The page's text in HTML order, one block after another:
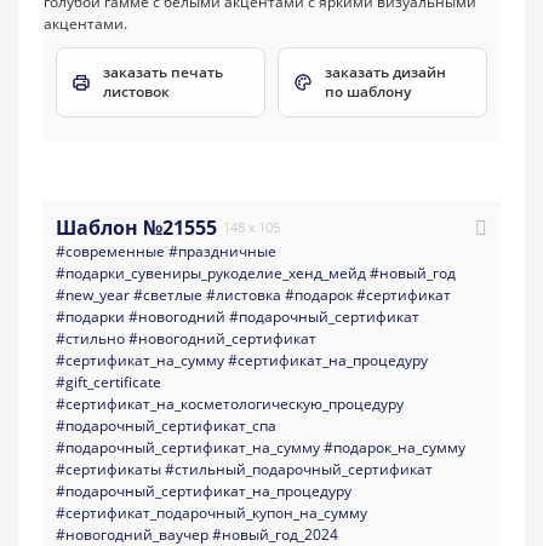
заказать печать
листовок
заказать дизайн
по шаблону
Шаблон №21555 148 x 105
#современные #праздничные
#подарки_сувениры_рукоделие_хенд_мейд#новый_год
#new_year#светлые #листовка #подарок#сертификат
#подарки #новогодний #подарочный_сертификат
#стильно#новогодний_сертификат
#сертификат_на_сумму#сертификат_на_процедуру
#gift_certificate
#сертификат_на_косметологическую_процедуру
#подарочный_сертификат_спа
#подарочный_сертификат_на_сумму#подарок_на_сумму
#сертификаты#стильный_подарочный_сертификат
#подарочный_сертификат_на_процедуру
#сертификат_подарочный_купон_на_сумму
#новогодний_ваучер#новый_год_2024